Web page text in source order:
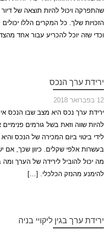
שהתפרקה ויכול להיות תוצאה של דיור
הזכויות שלך. כל המקרים הללו
וכדי שזה יוכל להכריע עבור אחד
ירידת ערך הנכס
12 בפברואר 2018
ירידת ערך נכס היא מצב שבו הנכס
להיות שווה וזאת בשל גורמים פנימיים
לידי ביטוי ביום המכירה של הנכס
בעשרות אלפי שקלים. כיוון שכך,
מה יכול להוביל לירידה של הערך
להימנע מהנזק הכלכלי. […]
ירידת ערך בגין ליקויי בניה